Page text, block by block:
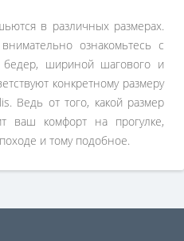
в различных размерах.
ознакомьтесь с
бедер, шириной шагового и
конкретному размеру
Ведь от того, какой размер
ваш комфорт на прогулке,
и тому подобное.